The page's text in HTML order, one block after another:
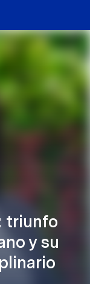
triunfo
y su